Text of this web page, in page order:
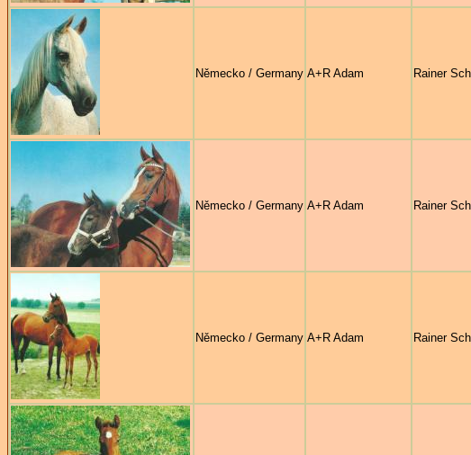
Německo / Germany A+R Adam Rainer
Německo / Germany A+R Adam Rainer
Německo / Germany A+R Adam Rainer